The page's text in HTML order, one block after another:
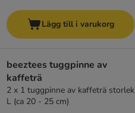
Lägg till i varukorg
beeztees tuggpinne av
kaffeträ
2 x 1 tuggpinne av kaffeträ storlek
L (ca 20 - 25 cm)